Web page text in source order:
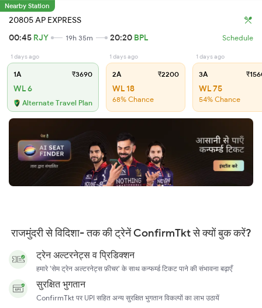
Nearby Station
20805 AP EXPRESS
00:45 RJY 19h 35m 20:20 BPL Schedule
1 days ago
1A ₹3690
WL 6
Alternate Travel Plan
1 days ago
2A ₹2200
WL 18
68% Chance
1 days ago
3A
WL 75
54% Chance
राजमुंदरी से विदिशा- तक की ट्रेनें ConfirmTkt से क्यों बुक करें?
ट्रेन अल्टरनेट्स व प्रिडिक्शन
हमारे 'सेम ट्रेन अल्टरनेट्स फ़ीचर' के साथ कन्फर्म्ड टिकट पाने की संभावना बढ़ाएँ
सुरक्षित भुगतान
ConfirmTkt पर UPI सहित अन्य सुरक्षित भुगतान विकल्पों का लाभ उठायें